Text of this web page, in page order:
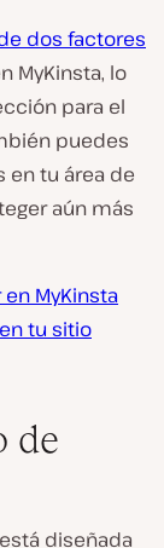
dos factores
MyKinsta, lo
para el
puedes
en tu área de
aún más
MyKinsta
tu sitio
de
diseñada